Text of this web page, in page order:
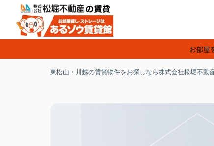
お部屋
東松山・川越の賃貸物件をお探しなら株式会社松堀不動